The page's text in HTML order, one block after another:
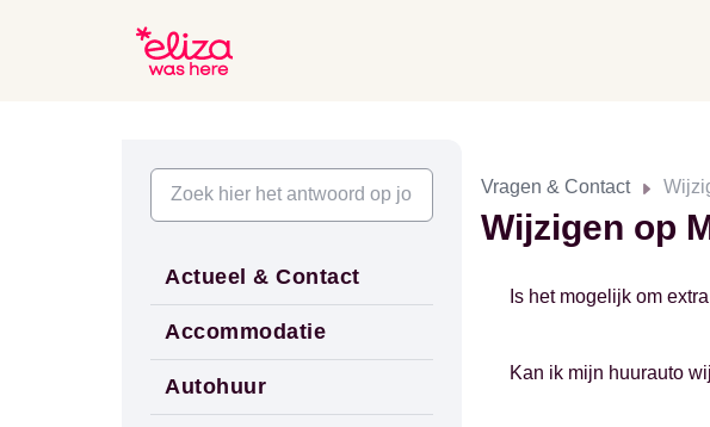
Actueel & Contact
Accommodatie
Autohuur
Vragen & Contact
Wijzigen op
Is het mogelijk om
Kan ik mijn huurauto